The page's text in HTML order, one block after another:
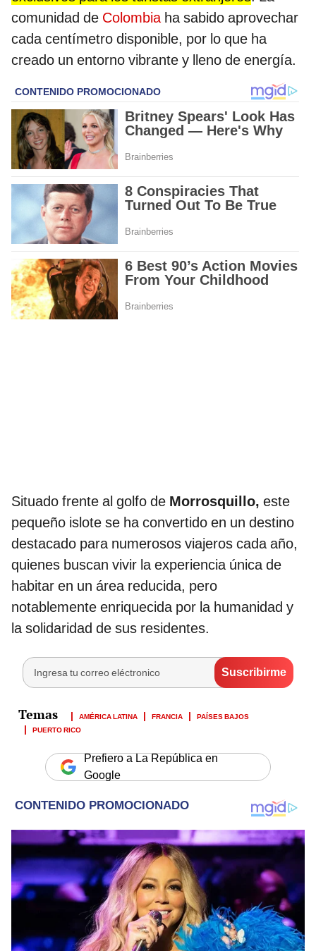
comunidad de Colombia ha sabido aprovechar
cada centímetro disponible, por lo que ha
creado un entorno vibrante y lleno de energía.
Situado frente al golfo de Morrosquillo, este
pequeño islote se ha convertido en un destino
destacado para numerosos viajeros cada año,
quienes buscan vivir la experiencia única de
habitar en un área reducida, pero
notablemente enriquecida por la humanidad y
la solidaridad de sus residentes.
AMÉRICA LATINA FRANCIA
PAÍSES BAJOS
PUERTO RICO
Prefiero a La República en
Google